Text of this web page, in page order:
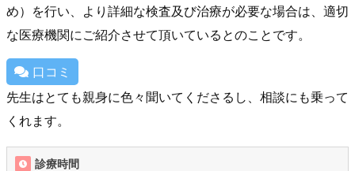
め）を行い、より詳細な検査及び治療が必要な場合は、適切
な医療機関にご紹介させて頂いているとのことです。
口コミ
先生はとても親身に色々聞いてくださるし、相談にも乗って
くれます。
診療時間